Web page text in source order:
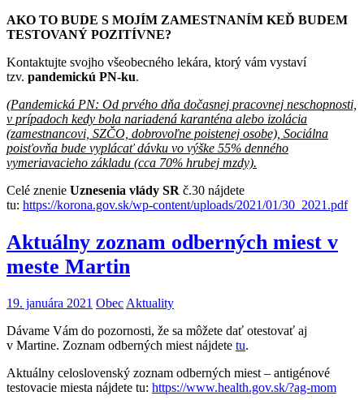
AKO TO BUDE S MOJÍM ZAMESTNANÍM KEĎ BUDEM
TESTOVANÝ POZITÍVNE?
Kontaktujte svojho všeobecného lekára, ktorý vám vystaví
tzv. pandemickú PN-ku.
(Pandemická PN: Od prvého dňa dočasnej pracovnej neschopnosti,
v prípadoch kedy bola nariadená karanténa alebo izolácia
(zamestnancovi, SZČO, dobrovoľne poistenej osobe), Sociálna
poisťovňa bude vyplácať dávku vo výške 55% denného
vymeriavacieho základu (cca 70% hrubej mzdy).
Celé znenie Uznesenia vlády SR č.30 nájdete
tu: https://korona.gov.sk/wp-content/uploads/2021/01/30_2021.pdf
Aktuálny zoznam odberných miest v
meste Martin
19. januára 2021 Obec Aktuality
Dávame Vám do pozornosti, že sa môžete dať otestovať aj
v Martine. Zoznam odberných miest nájdete tu.
Aktuálny celoslovenský zoznam odberných miest – antigénové
testovacie miesta nájdete tu: https://www.health.gov.sk/?ag-mom